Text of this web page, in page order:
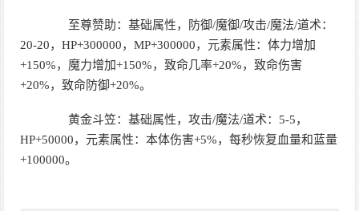
至尊赞助：基础属性，防御/魔御/攻击/魔法/道术：
20-20，HP+300000，MP+300000，元素属性：体力增加
+150%，魔力增加+150%，致命几率+20%，致命伤害
+20%，致命防御+20%。
黄金斗笠：基础属性，攻击/魔法/道术：5-5，
HP+50000，元素属性：本体伤害+5%，每秒恢复血量和蓝量
+100000。